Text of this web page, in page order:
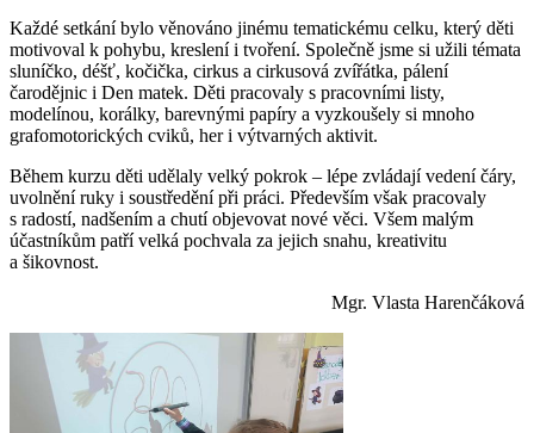
Každé setkání bylo věnováno jinému tematickému celku, který děti
motivoval k pohybu, kreslení i tvoření. Společně jsme si užili témata
sluníčko, déšť, kočička, cirkus a cirkusová zvířátka, pálení
čarodějnic i Den matek. Děti pracovaly s pracovními listy,
modelínou, korálky, barevnými papíry a vyzkoušely si mnoho
grafomotorických cviků, her i výtvarných aktivit.
Během kurzu děti udělaly velký pokrok – lépe zvládají vedení čáry,
uvolnění ruky i soustředění při práci. Především však pracovaly
s radostí, nadšením a chutí objevovat nové věci. Všem malým
účastníkům patří velká pochvala za jejich snahu, kreativitu
a šikovnost.
Mgr. Vlasta Harenčáková